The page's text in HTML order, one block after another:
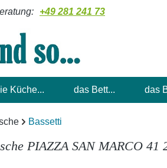
springen
+49 281 241 73
Küche... das Bett... das
Bassetti
PIAZZA SAN MARCO 41